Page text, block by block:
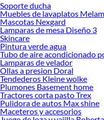
Desde remodelaciones hasta
tus ideas realidad. ¡Visítanos y
Mesas de living!
Explora la variedad de
Herramientas, materiales y
renovación de espacios. ¡Visítanos
ofrecerte!
Encuentra una amplia variedad de
Encuentra todo lo necesario para
¡Visítanos y haz tus ideas realidad!
Soporte ducha
Muebles de lavaplatos
Mascotas Nexgard
Lamparas de mesa Diseño 3
Skincare
Pintura verde agua
Tubo de aire acondicionado
Lamparas de velador
Ollas a presion Doral
Tendederos Kleine wolke
Plumones Basement home
Tractores corta pasto Trex
Pulidora de autos Max shine
Maceteros y accesorios